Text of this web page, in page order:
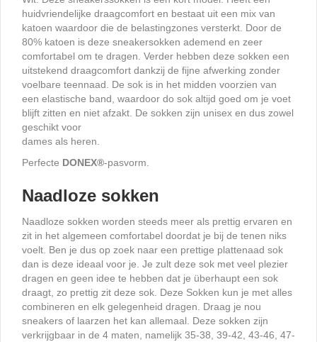
huidvriendelijke draagcomfort en bestaat uit een mix van
katoen waardoor die de belastingzones versterkt. Door de
80% katoen is deze sneakersokken ademend en zeer
comfortabel om te dragen. Verder hebben deze sokken een
uitstekend draagcomfort dankzij de fijne afwerking zonder
voelbare teennaad. De sok is in het midden voorzien van
een elastische band, waardoor do sok altijd goed om je voet
blijft zitten en niet afzakt. De sokken zijn unisex en dus zowel
geschikt voor
dames als heren.
Perfecte DONEX®-pasvorm.
Naadloze sokken
Naadloze sokken worden steeds meer als prettig ervaren en
zit in het algemeen comfortabel doordat je bij de tenen niks
voelt. Ben je dus op zoek naar een prettige plattenaad sok
dan is deze ideaal voor je. Je zult deze sok met veel plezier
dragen en geen idee te hebben dat je überhaupt een sok
draagt, zo prettig zit deze sok. Deze Sokken kun je met alles
combineren en elk gelegenheid dragen. Draag je nou
sneakers of laarzen het kan allemaal. Deze sokken zijn
verkrijgbaar in de 4 maten, namelijk 35-38, 39-42, 43-46, 47-